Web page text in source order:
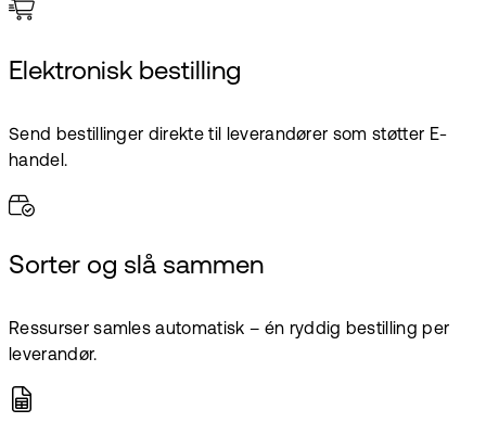
Elektronisk bestilling
Send bestillinger direkte til leverandører som støtter E-
handel.
Sorter og slå sammen
Ressurser samles automatisk – én ryddig bestilling per
leverandør.